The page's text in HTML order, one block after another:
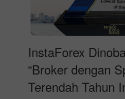
InstaForex
“Broker dengan
Terendah Tahun